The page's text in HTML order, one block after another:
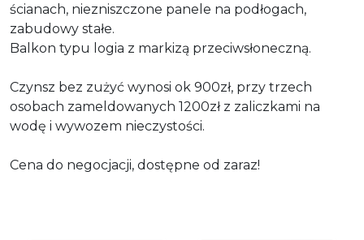
ścianach, niezniszczone panele na podłogach,
zabudowy stałe.
Balkon typu logia z markizą przeciwsłoneczną.
Czynsz bez zużyć wynosi ok 900zł, przy trzech
osobach zameldowanych 1200zł z zaliczkami na
wodę i wywozem nieczystości.
Cena do negocjacji, dostępne od zaraz!